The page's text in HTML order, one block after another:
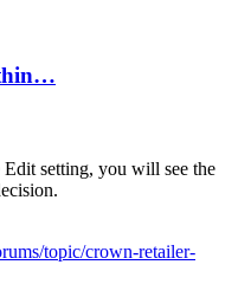
setting, you will see the
topic/crown-retailer-